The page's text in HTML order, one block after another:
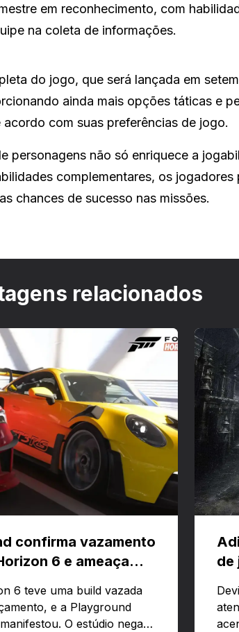
em reconhecimento, com
na coleta de informações.
do jogo, que será lançada em
ainda mais opções táticas e
acordo com suas preferências de jogo.
personagens não só enriquece a
complementares, os
chances de sucesso nas missões.
relacionados
confirma vazamento
6 e ameaça
6 teve uma build vazada
e a Playground
O estúdio nega
de